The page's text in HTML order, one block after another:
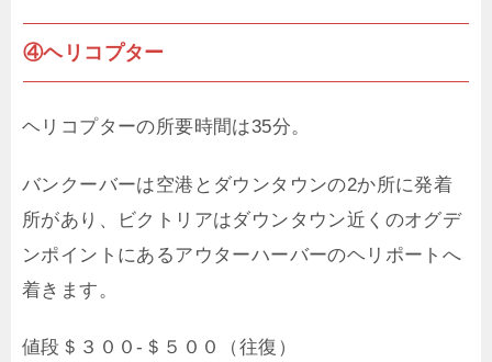
④ヘリコプター
ヘリコプターの所要時間は35分。
バンクーバーは空港とダウンタウンの2か所に発着
所があり、ビクトリアはダウンタウン近くのオグデ
ンポイントにあるアウターハーバーのヘリポートへ
着きます。
値段＄３００-＄５００（往復）